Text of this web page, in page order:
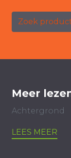
Zoek
Meer
Achtergrond
LEES MEER